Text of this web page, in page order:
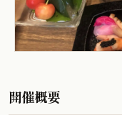
開催概要